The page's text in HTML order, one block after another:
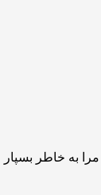
مرا به خاطر بسپار